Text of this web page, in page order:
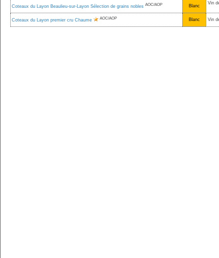
Coteaux du Layon Beaulieu-sur-Layon Sélection de grains nobles AOC/AOP Blanc
Vin
Coteaux du Layon premier cru Chaume AOC/AOP Blanc Vin